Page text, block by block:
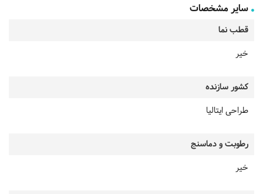
سایر مشخصات
قطب نما
خیر
کشور سازنده
طراحی ایتالیا
رطوبت و دماسنج
خیر